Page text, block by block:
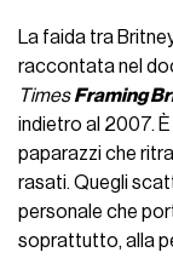
La faida tra
raccontata nel
Times Framing
indietro al 2007.
paparazzi che
rasati. Quegli
personale che
soprattutto, alla